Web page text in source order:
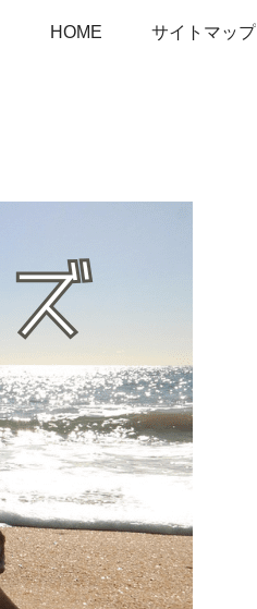
HOME サイトマップ